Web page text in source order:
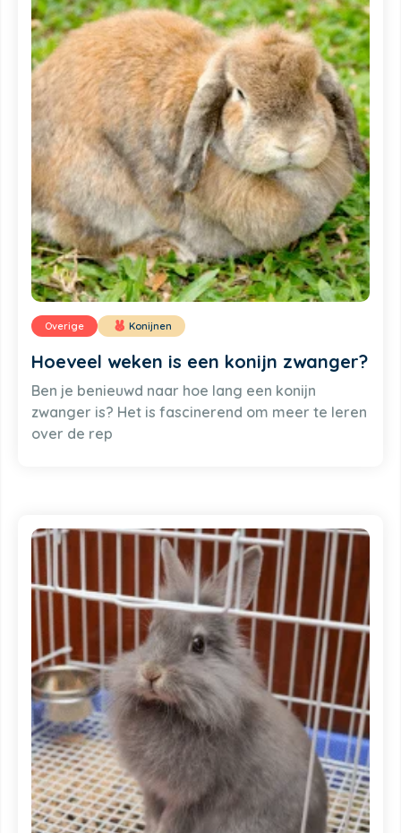
Overige Konijnen
Hoeveel weken is een konijn zwanger?
Ben je benieuwd naar hoe lang een konijn
zwanger is? Het is fascinerend om meer te leren
over de rep